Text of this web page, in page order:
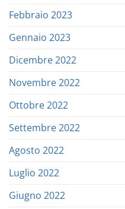
Febbraio 2023
Gennaio 2023
Dicembre 2022
Novembre 2022
Ottobre 2022
Settembre 2022
Agosto 2022
Luglio 2022
Giugno 2022